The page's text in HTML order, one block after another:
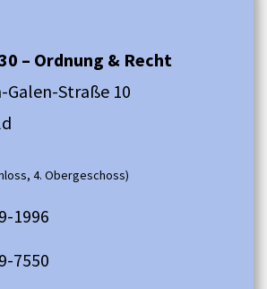
– Ordnung & Recht
Galen-Straße 10
4. Obergeschoss)
1996
7550